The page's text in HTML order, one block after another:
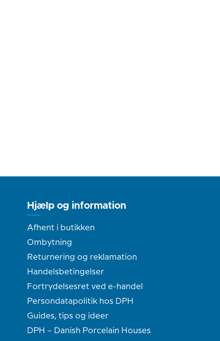
Hjælp og information
Afhent i butikken
Ombytning
Returnering og reklamation
Handelsbetingelser
Fortrydelsesret ved e-handel
Persondatapolitik hos DPH
Guides, tips og ideer
DPH – Danish Porcelain Houses